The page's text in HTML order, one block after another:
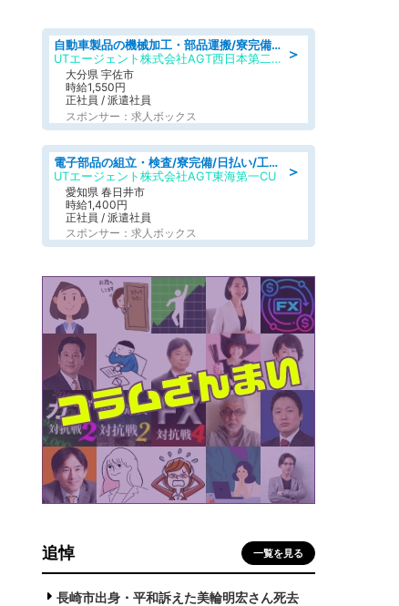
＞
自動車製品の機械加工・部品運搬/寮完備/日払い/工場・製造
UTエージェント株式会社AGT西日本第二CU
大分県 宇佐市
時給1,550円
正社員 / 派遣社員
スポンサー：求人ボックス
＞
電子部品の組立・検査/寮完備/日払い/工場・製造
UTエージェント株式会社AGT東海第一CU
愛知県 春日井市
時給1,400円
正社員 / 派遣社員
スポンサー：求人ボックス
追悼 一覧を見る
長崎市出身・平和訴えた美輪明宏さん死去